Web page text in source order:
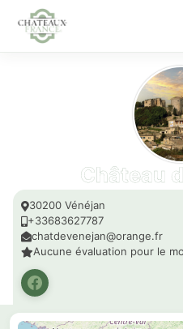
Château
30200 Vénéjan
+33683627787
chatdevenejan@orange.fr
Aucune évaluation pour le